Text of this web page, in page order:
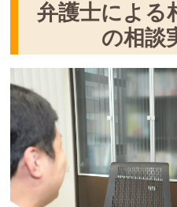
弁護士による
の相談